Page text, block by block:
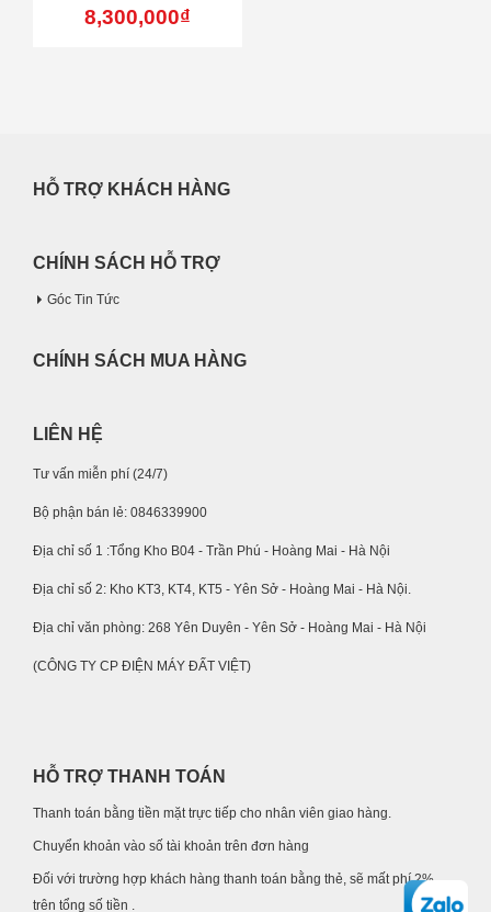
8,300,000₫
HỖ TRỢ KHÁCH HÀNG
CHÍNH SÁCH HỖ TRỢ
Góc Tin Tức
CHÍNH SÁCH MUA HÀNG
LIÊN HỆ
Tư vấn miễn phí (24/7)
Bộ phận bán lẻ: 0846339900
Địa chỉ số 1 :Tổng Kho B04 - Trần Phú - Hoàng Mai - Hà Nội
Địa chỉ số 2: Kho KT3, KT4, KT5 - Yên Sở - Hoàng Mai - Hà Nội.
Địa chỉ văn phòng: 268 Yên Duyên - Yên Sở - Hoàng Mai - Hà Nội
(CÔNG TY CP ĐIỆN MÁY ĐẤT VIỆT)
HỖ TRỢ THANH TOÁN
Thanh toán bằng tiền mặt trực tiếp cho nhân viên giao hàng.
Chuyển khoản vào số tài khoản trên đơn hàng
Đối với trường hợp khách hàng thanh toán bằng thẻ, sẽ mất phí 2%
trên tổng số tiền .